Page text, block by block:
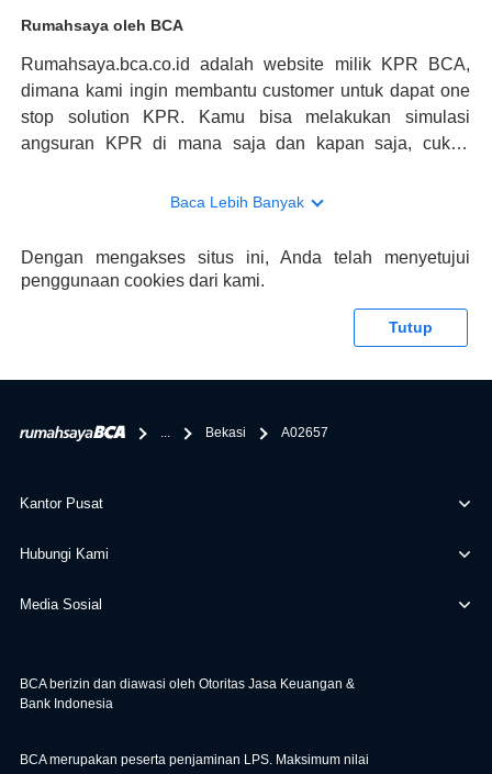
Rumahsaya oleh BCA
Rumahsaya.bca.co.id adalah website milik KPR BCA,
dimana kami ingin membantu customer untuk dapat one
stop solution KPR. Kamu bisa melakukan simulasi
angsuran KPR di mana saja dan kapan saja, cukup
konsultasi mengenai KPR, maka ada layanan live chat
memberikan keuntungan yang berlipat, persyaratan
pengajuan KPR BCA juga sangat mudah, kamu bisa cek
tentang properti disini BCA hanya sebagai pihak
bertanggung jawab terhadap informasi yang rekanan
Baca Lebih Banyak
Dengan mengakses situs ini, Anda telah menyetujui
penggunaan cookies dari kami.
Tutup
... Bekasi A02657
Kantor Pusat
Hubungi Kami
Media Sosial
BCA berizin dan diawasi oleh Otoritas Jasa Keuangan &
Bank Indonesia
BCA merupakan peserta penjaminan LPS. Maksimum nilai